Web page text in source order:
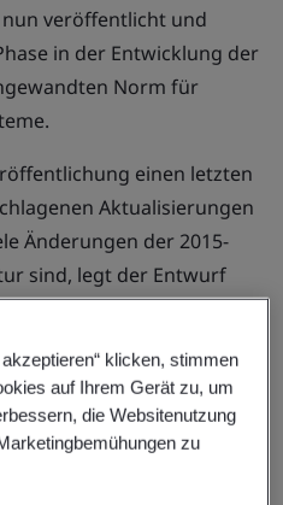
nun veröffentlicht und
in der Entwicklung der
Norm für
einen letzten
Aktualisierungen
Änderungen der 2015-
sind, legt der Entwurf
auf Qualitätskultur,
Verbesserung –
der
darstellt.
klicken, stimmen
auf Ihrem Gerät zu, um
die Websitenutzung
zu